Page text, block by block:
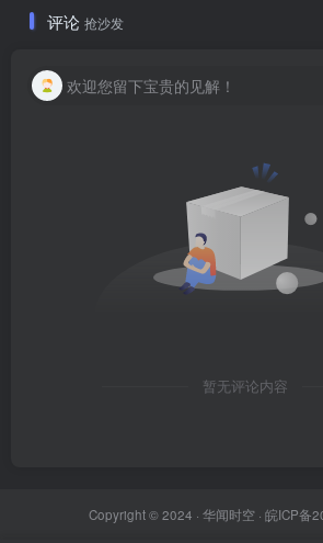
评论 抢沙发
欢迎您留下宝贵的见解！
暂无评论内容
Copyright © 2024 · 华闻时空 · 皖ICP备